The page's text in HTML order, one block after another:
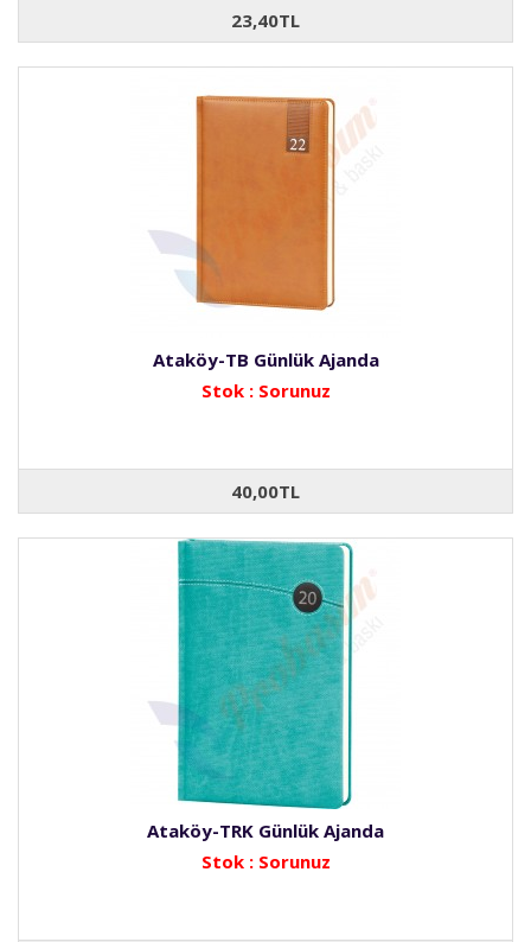
23,40TL
Ataköy-TB Günlük Ajanda
Stok : Sorunuz
40,00TL
Ataköy-TRK Günlük Ajanda
Stok : Sorunuz